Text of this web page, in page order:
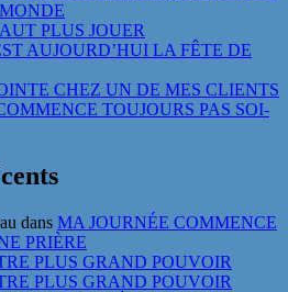
PLUS JOUER
AUJOURD’HUI LA FÊTE DE
CHEZ UN DE MES CLIENTS
TOUJOURS PAS SOI-
dans MA JOURNÉE COMMENCE
PRIÈRE
PLUS GRAND POUVOIR
PLUS GRAND POUVOIR